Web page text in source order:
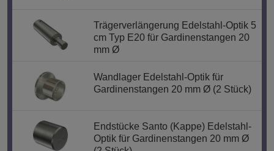
Trägerverlängerung Edelstahl-Optik 5
cm Typ E20 für Gardinenstangen 20
mm Ø
Wandlager Edelstahl-Optik für
Gardinenstangen 20 mm Ø (2 Stück)
Endstücke Santo (Kappe) Edelstahl-
Optik für Gardinenstangen 20 mm Ø